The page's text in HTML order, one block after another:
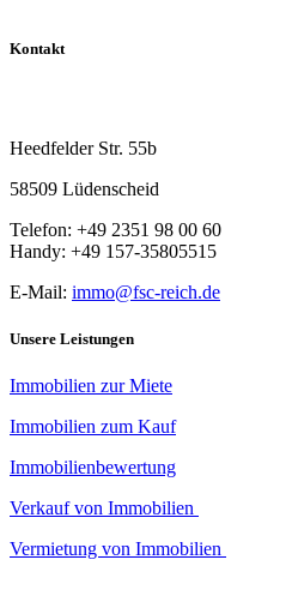
Kontakt
Heedfelder Str. 55b
58509 Lüdenscheid
Telefon: +49 2351 98 00 60
Handy: +49 157-35805515
E-Mail: immo@fsc-reich.de
Unsere Leistungen
Immobilien zur Miete
Immobilien zum Kauf
Immobilienbewertung
Verkauf von Immobilien
Vermietung von Immobilien